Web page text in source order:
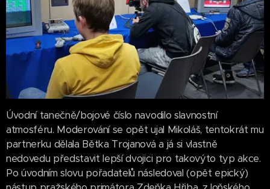
Úvodní tanečně/bojové číslo navodilo slavnostní
atmosféru. Moderování se opět ujal Mikoláš, tentokrát mu
partnerku dělala Bětka Trojanová a já si vlastně
nedovedu představit lepší dvojici pro takovýto typ akce.
Po úvodním slovu pořadatelů následoval (opět epický)